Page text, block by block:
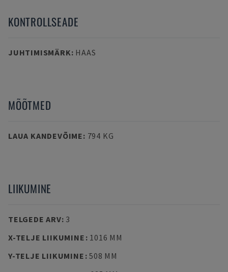
KONTROLLSEADE
JUHTIMISMÄRK: HAAS
MÕÕTMED
LAUA KANDEVÕIME: 794 KG
LIIKUMINE
TELGEDE ARV: 3
X-TELJE LIIKUMINE : 1016 MM
Y-TELJE LIIKUMINE :508 MM